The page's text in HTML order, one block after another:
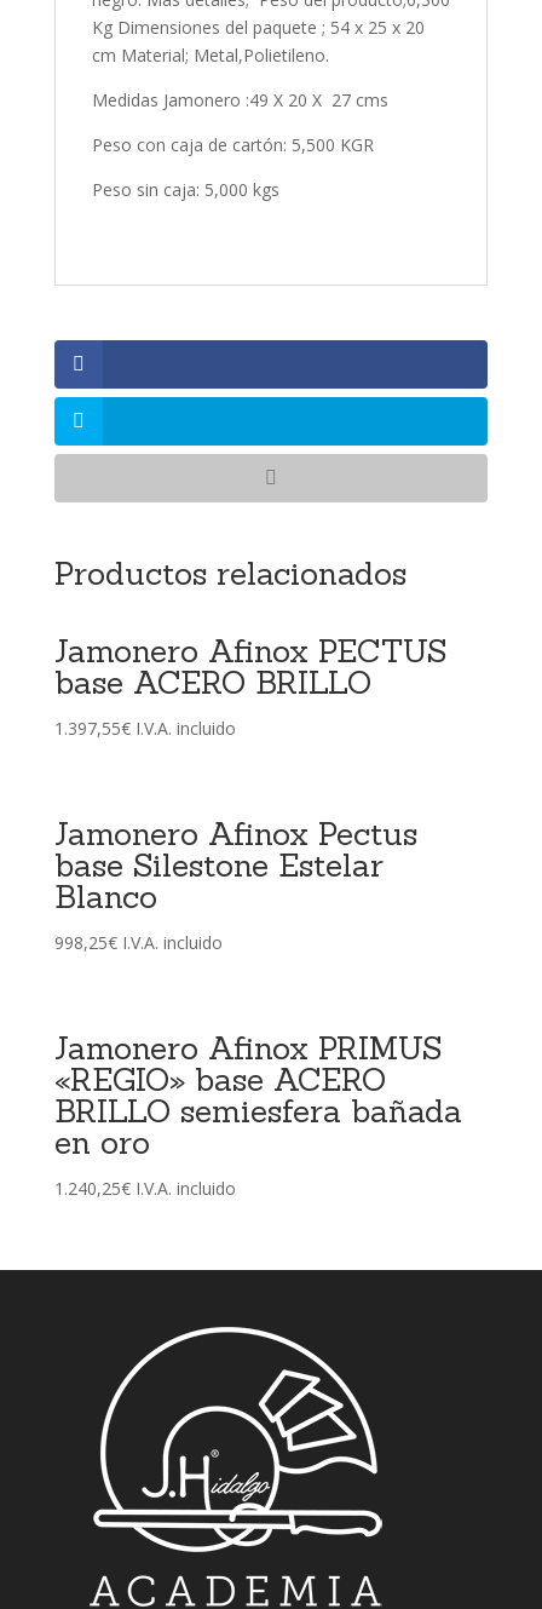
Kg Dimensiones del paquete ; 54 x 25 x 20
cm Material; Metal,Polietileno.
Medidas Jamonero :49 X 20 X 27 cms
Peso con caja de cartón: 5,500 KGR
Peso sin caja: 5,000 kgs
Productos relacionados
Jamonero Afinox PECTUS
base ACERO BRILLO
1.397,55€ I.V.A. incluido
Jamonero Afinox Pectus
base Silestone Estelar
Blanco
998,25€ I.V.A. incluido
Jamonero Afinox PRIMUS
«REGIO» base ACERO
BRILLO semiesfera bañada
en oro
1.240,25€ I.V.A. incluido